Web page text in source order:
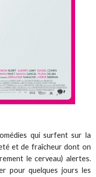
qui surfent sur la
et de fraîcheur dont on
le cerveau) alertes.
pour quelques jours les